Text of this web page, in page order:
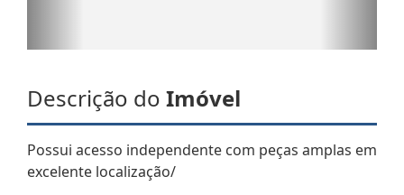
Descrição do Imóvel
Possui acesso independente com peças amplas em
excelente localização/